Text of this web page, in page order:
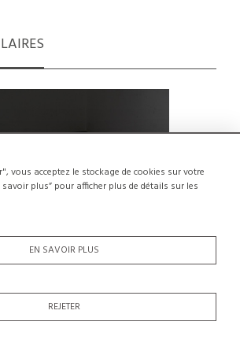
vous acceptez le stockage de cookies sur votre
plus” pour afficher plus de détails sur les
EN SAVOIR PLUS
REJETER
en Pin par René Martin,